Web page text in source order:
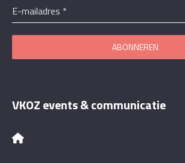
E-mailadres *
ABONNEREN
VKOZ events & communicatie